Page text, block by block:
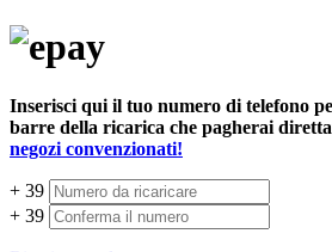
Inserisci qui il tuo numero di telefono
barre della ricarica che pagherai
negozi convenzionati!
+ 39
+ 39